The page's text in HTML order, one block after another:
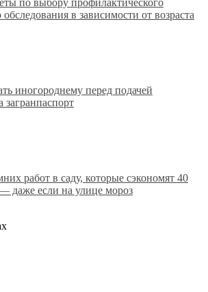
в зависимости от возраста
иногороднему перед подачей
загранпаспорт
работ в саду, которые сэкономят 40
даже если на улице мороз